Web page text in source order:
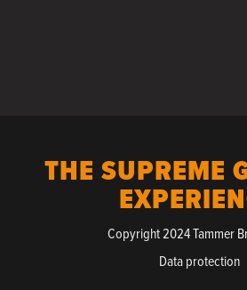
THE SUPREME
Copyright 2024 Tammer
Data protection